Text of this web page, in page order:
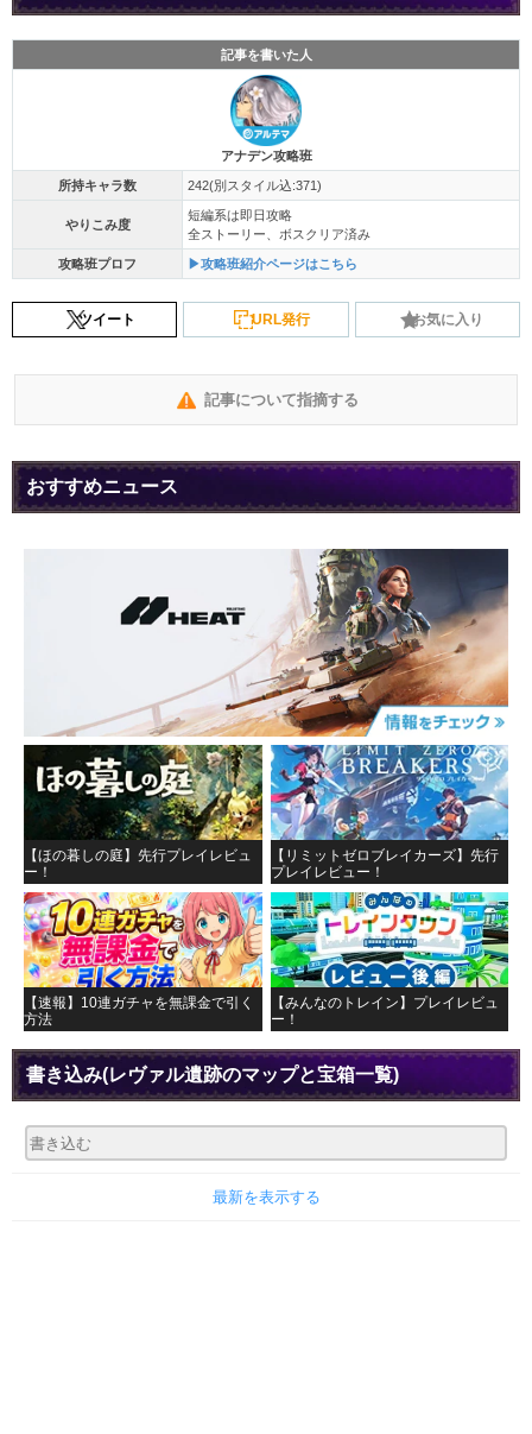
記事を書いた人
アナデン攻略班
所持キャラ数 242(別スタイル込:371)
やりこみ度
短編系は即日攻略
全ストーリー、ボスクリア済み
攻略班プロフ ▶攻略班紹介ページはこちら
ツイート URL発行 お気に入り
記事について指摘する
おすすめニュース
【ほの暮しの庭】先行プレイレビュ
ー！
【リミットゼロブレイカーズ】先行
プレイレビュー！
【速報】10連ガチャを無課金で引く
方法
【みんなのトレイン】プレイレビュ
ー！
書き込み(レヴァル遺跡のマップと宝箱一覧)
最新を表示する